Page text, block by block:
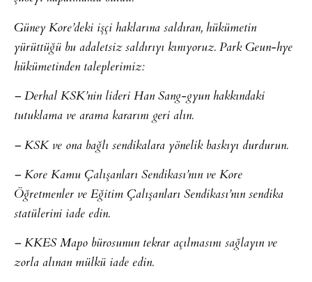
Güney Kore’deki işçi haklarına saldıran, hükümetin
yürüttüğü bu adaletsiz saldırıyı kınıyoruz. Park Geun-hye
hükümetinden taleplerimiz:
– Derhal KSK’nin lideri Han Sang-gyun hakkındaki
tutuklama ve arama kararını geri alın.
– KSK ve ona bağlı sendikalara yönelik baskıyı durdurun.
– Kore Kamu Çalışanları Sendikası’nın ve Kore
Öğretmenler ve Eğitim Çalışanları Sendikası’nın sendika
statülerini iade edin.
– KKES Mapo bürosunun tekrar açılmasını sağlayın ve
zorla alınan mülkü iade edin.